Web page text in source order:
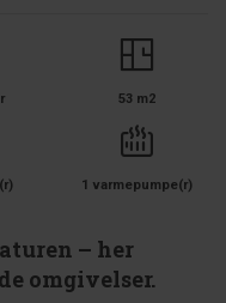
53 m2
1 varmepumpe(r)
– her
omgivelser.